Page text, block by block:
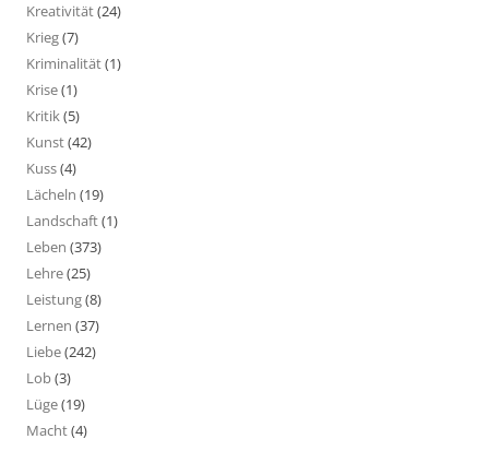
Kreativität(24)
Krieg(7)
Kriminalität(1)
Krise(1)
Kritik(5)
Kunst(42)
Kuss(4)
Lächeln (19)
Landschaft(1)
Leben (373)
Lehre(25)
Leistung(8)
Lernen (37)
Liebe(242)
Lob(3)
Lüge(19)
Macht(4)